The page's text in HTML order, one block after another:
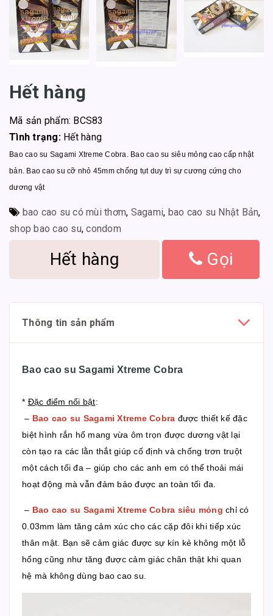
Hết hàng
Mã sản phẩm: BCS83
Tình trạng: Hết hàng
Bao cao su Sagami Xtreme Cobra. Bao cao su siêu mỏng cao cấp nhật
bản. Bao cao su cỡ nhỏ 45mm chống tụt duy trì sự cương cứng cho
dương vật
bao cao su có mùi thơm, Sagami, bao cao su Nhật Bản,
shop bao cao su,condom
Hết hàng Gọi
Thông tin sản phẩm
Bao cao su Sagami Xtreme Cobra
* Đặc điểm nổi bật:
– Bao cao su Sagami Xtreme Cobra được thiết kế đặc
biệt hình rắn hổ mang vừa ôm trọn được dương vật lại
còn tạo ra các lằn thắt giúp cố định và chống trơn truột
một cách tối đa – giúp cho các anh em có thể thoải mái
hoạt động mà vẫn đảm bảo được an toàn tối đa.
– Bao cao su Sagami Xtreme Cobra siêu mỏng chỉ có
0.03mm làm tăng cảm xúc cho các cặp đôi khi tiếp xúc
thân mật. Bạn sẽ cảm giác được sự kín kẻ không một lỗ
hổng cũng như tăng được cảm giác chân thật khi quan
hệ mà không dùng bao cao su.